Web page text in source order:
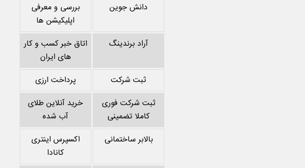
دانش جوین
بررسی و معرفی
اپلیکیشن ها
آراد برندینگ
اتاق خبر کسب و کار
های ایران
ثبت شرکت
پرداخت ارزی
ثبت شرکت فوری
کاملا تضمینی
خرید آنلاین طلای
آب شده
بالابر ساختمانی
اکسپرس اینتری
کانادا